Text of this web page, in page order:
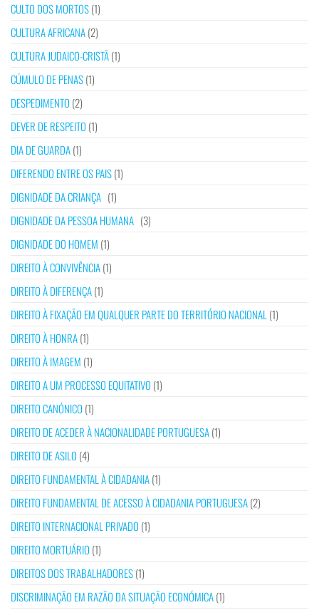
CULTO DOS MORTOS(1)
CULTURA AFRICANA(2)
CULTURA JUDAICO-CRISTÃ(1)
CÚMULO DE PENAS(1)
DESPEDIMENTO (2)
DEVER DE RESPEITO (1)
DIA DE GUARDA(1)
DIFERENDO ENTRE OS PAIS(1)
DIGNIDADE DA CRIANÇA (1)
DIGNIDADE DA PESSOA HUMANA (3)
DIGNIDADE DO HOMEM (1)
DIREITO À CONVIVÊNCIA(1)
DIREITO À DIFERENÇA(1)
DIREITO À FIXAÇÃO EM QUALQUER PARTE DO TERRITÓRIO NACIONAL (1)
DIREITO À HONRA(1)
DIREITO À IMAGEM (1)
DIREITO A UM PROCESSO EQUITATIVO (1)
DIREITO CANÓNICO (1)
DIREITO DE ACEDER À NACIONALIDADE PORTUGUESA(1)
DIREITO DE ASILO (4)
DIREITO FUNDAMENTAL À CIDADANIA(1)
DIREITO FUNDAMENTAL DE ACESSO À CIDADANIA PORTUGUESA(2)
DIREITO INTERNACIONAL PRIVADO (1)
DIREITO MORTUÁRIO (1)
DIREITOS DOS TRABALHADORES(1)
DISCRIMINAÇÃO EM RAZÃO DA SITUAÇÃO ECONÓMICA(1)